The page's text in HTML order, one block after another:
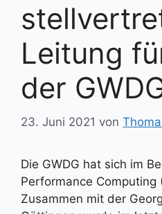
Leitung
der
23. Juni 2021 von
Die GWDG hat sich im
Performance Computing
Zusammen mit der